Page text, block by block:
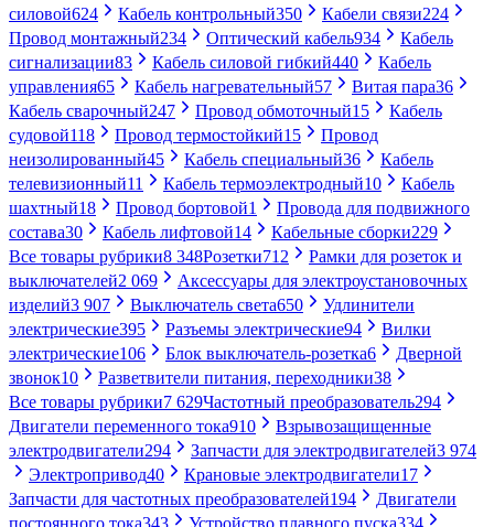
силовой624 Кабель контрольный350 Кабели связи224
Провод монтажный234 Оптический кабель934
Кабель
сигнализации83 Кабель силовой гибкий440
Кабель
управления65 Кабель нагревательный57 Витая пара36
Кабель сварочный247 Провод обмоточный15
Кабель
судовой118 Провод термостойкий15
Провод
неизолированный45 Кабель специальный36
Кабель
телевизионный11 Кабель термоэлектродный10
Кабель
шахтный18 Провод бортовой1
Провода для подвижного
состава30 Кабель лифтовой14 Кабельные сборки229
Все товары рубрики8 348Розетки712
Рамки для розеток и
выключателей2 069
Аксессуары для электроустановочных
изделий3 907 Выключатель света650
Удлинители
электрические395 Разъемы электрические94
Вилки
электрические106 Блок выключатель-розетка6
Дверной
звонок10 Разветвители питания, переходники38
Все товары рубрики7 629Частотный преобразователь294
Двигатели переменного тока910
Взрывозащищенные
электродвигатели294 Запчасти для электродвигателей3 974
Электропривод40 Крановые электродвигатели17
Запчасти для частотных преобразователей194
Двигатели
постоянного тока343 Устройство плавного пуска334